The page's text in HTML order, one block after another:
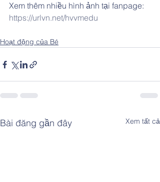
Xem thêm nhiều hình ảnh tại fanpage:
https://urlvn.net/hvvmedu
Hoạt động của Bé
Bài đăng gần đây Xem tất cả